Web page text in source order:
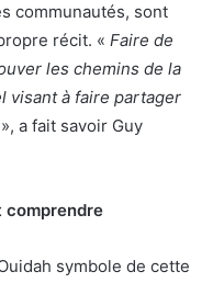
communautés, sont
récit. « Faire de
les chemins de la
visant à faire partager
», a fait savoir Guy
comprendre
symbole de cette